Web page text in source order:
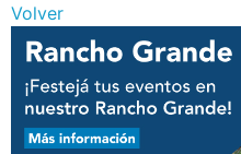
Volver